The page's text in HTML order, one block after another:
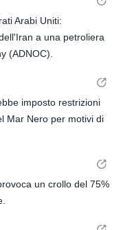
Arabi Uniti:
a una petroliera
(ADNOC).
imposto restrizioni
Mar Nero per motivi di
un crollo del 75%